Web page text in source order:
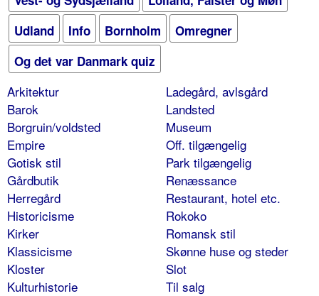
Udland
Info Bornholm
Omregner
Og det var Danmark quiz
Arkitektur
Barok
Borgruin/voldsted
Empire
Gotisk stil
Gårdbutik
Herregård
Historicisme
Kirker
Klassicisme
Kloster
Kulturhistorie
Ladegård, avlsgård
Landsted
Museum
Off. tilgængelig
Park tilgængelig
Renæssance
Restaurant, hotel etc.
Rokoko
Romansk stil
Skønne huse og steder
Slot
Til salg